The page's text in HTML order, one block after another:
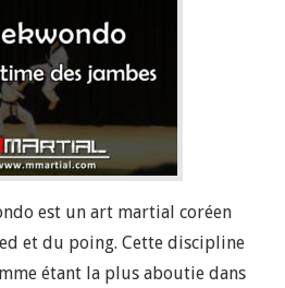
est un art martial coréen
et du poing. Cette discipline
étant la plus aboutie dans